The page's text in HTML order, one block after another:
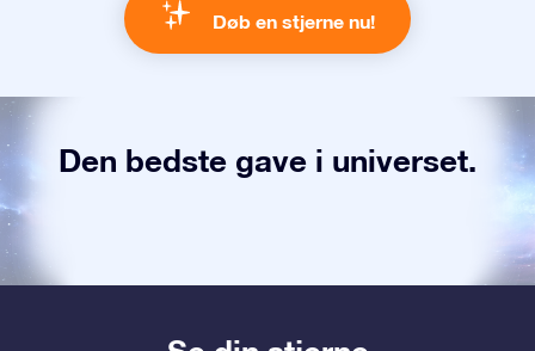
Døb en stjerne nu!
Den bedste gave i universet.